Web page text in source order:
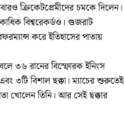
ক্রিকেটপ্রেমীদের চমকে দিলেন।
বিশ্বরেকর্ডও। গুজরাট
করে ইতিহাসের পাতায়
৩৬ রানের বিস্ফোরক ইনিংস
৩টি বিশাল ছক্কা। ম্যাচের শুরুতেই
খোলেন তিনি। আর সেই ছক্কার